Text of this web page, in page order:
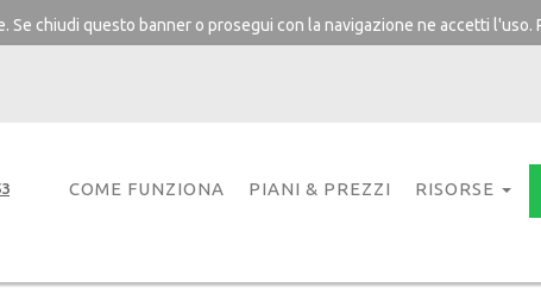
chiudi questo banner o prosegui con la navigazione ne accetti l'uso.
COME FUNZIONA PIANI & PREZZI RISORSE